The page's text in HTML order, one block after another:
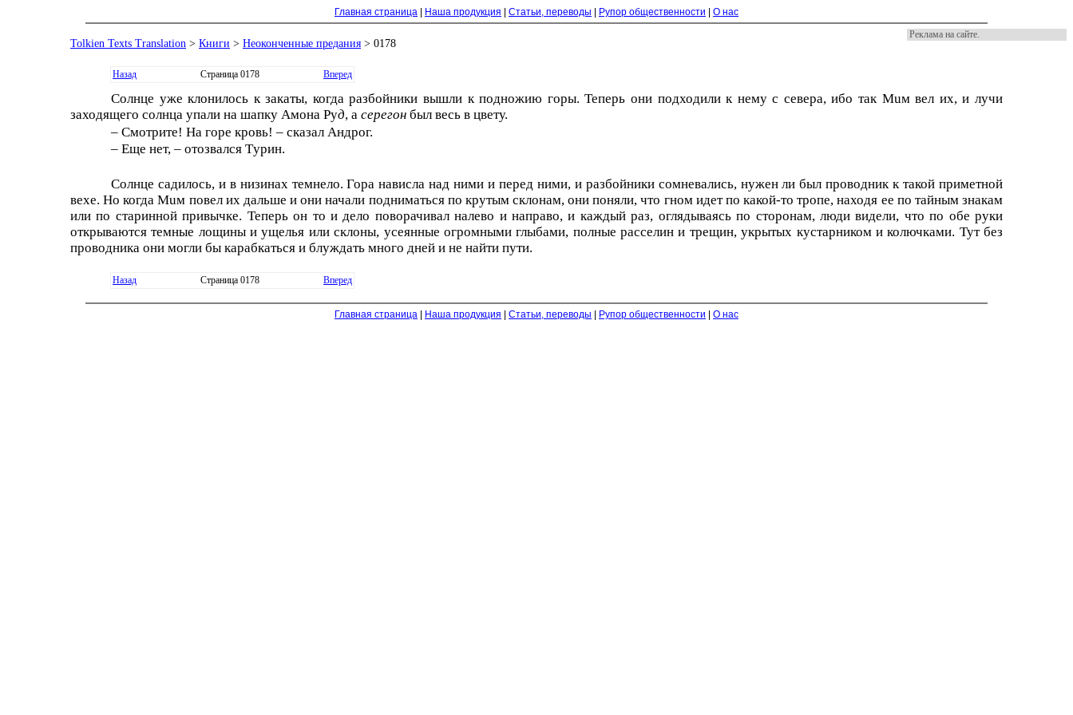
Главная страница Наша продукция Статьи, переводы Рупор общественности
О нас
Реклама на сайте.
Tolkien Texts Translation > Книги > Неоконченные предания > 0178
Назад Страница 0178 Вперед
Солнце уже клонилось к закаты, когда разбойники вышли к подножию горы. Теперь они подходили к нему с севера, ибо так Мuм вел их, и лучи
заходящего солнца упали на шапку Амона Рyд, а серегон был весь в цвету.
– Смотрите! На горе кровь! – сказал Андрoг.
– Еще нет, – отозвался Тyрин.
Солнце садилось, и в низинах темнело. Гора нависла над ними и перед ними, и разбойники сомневались, нужен ли был проводник к такой приметной
вехе. Но когда Мuм повел их дальше и они начали подниматься по крутым склонам, они поняли, что гном идет по какой-то тропе, находя ее по тайным знакам
или по старинной привычке. Теперь он то и дело поворачивал налево и направо, и каждый раз, оглядываясь по сторонам, люди видели, что по обе руки
открываются темные лощины и ущелья или склоны, усеянные огромными глыбами, полные расселин и трещин, укрытых кустарником и колючками. Тут без
проводника они могли бы карабкаться и блуждать много дней и не найти пути.
Назад Страница 0178 Вперед
Главная страница | Наша продукция | Статьи, переводы | Рупор общественности | О нас